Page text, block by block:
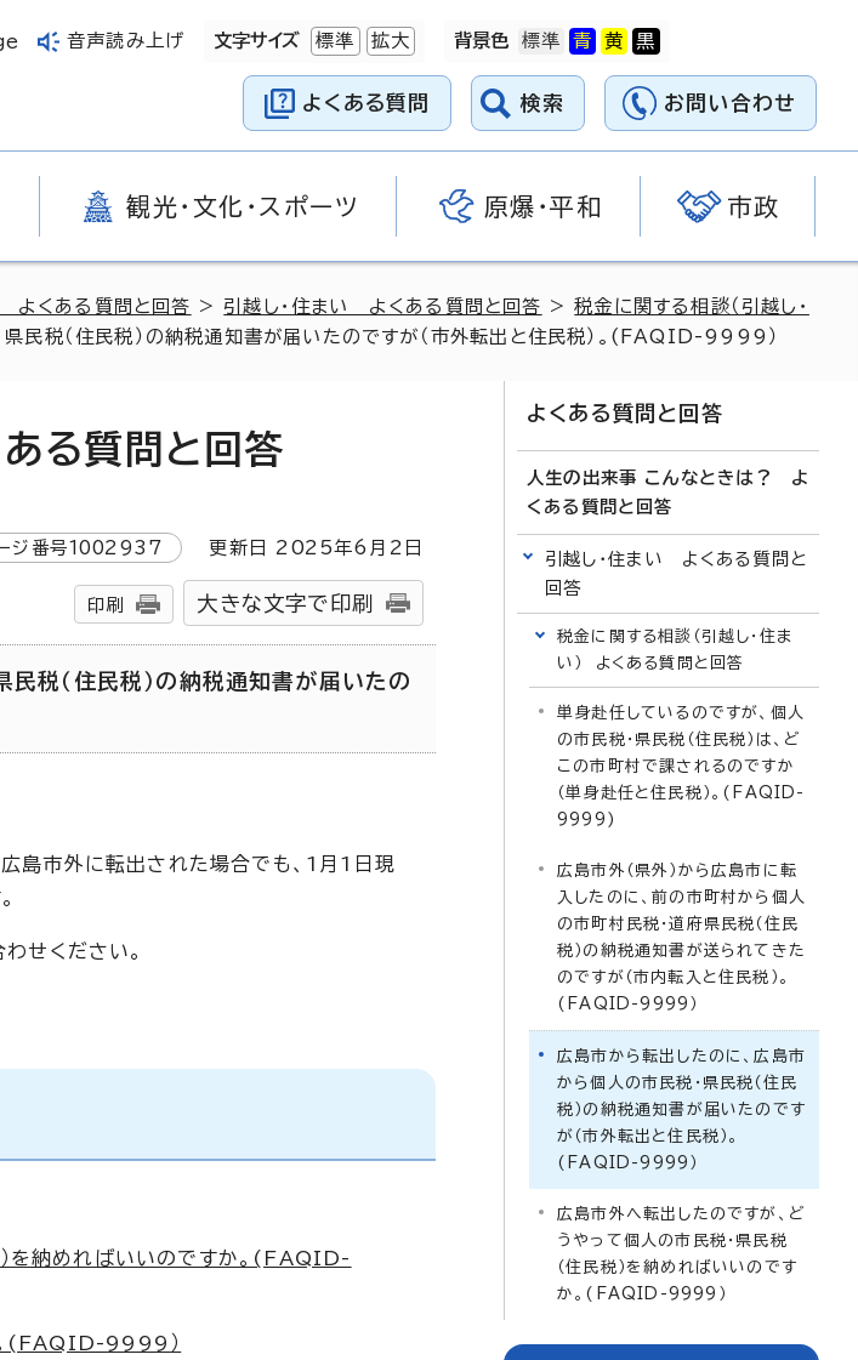
音声読み上げ 文字サイズ 標準 拡大 背景色
よくある質問 検索 お問い合わせ
観光・文化・スポーツ 原爆・平和 市政
よくある質問と回答 > 引越し・住まい よくある質問と回答 >税金に関する相談（引越し・
民税（住民税）の納税通知書が届いたのですが（市外転出と住民税）。(FAQID-9999）
ある質問と回答
ジ番号1002937 更新日 2025年6月2日
印刷 大きな文字で印刷
税（住民税）の納税通知書が届いたの
島市外に転出された場合でも、1月1日現
せください。
）を納めればいいのですか。(FAQID-
。(FAQID-9999）
よくある質問と回答
人生の出来事 こんなときは？ よ
くある質問と回答
引越し・住まい よくある質問と
回答
税金に関する相談（引越し・住ま
い） よくある質問と回答
単身赴任しているのですが、個人
の市民税・県民税（住民税）は、ど
この市町村で課されるのですか
（単身赴任と住民税）。(FAQID-
9999)
広島市外（県外）から広島市に転
入したのに、前の市町村から個人
の市町村民税・道府県民税（住民
税）の納税通知書が送られてきた
のですが（市内転入と住民税）。
(FAQID-9999）
広島市から転出したのに、広島市
から個人の市民税・県民税（住民
税）の納税通知書が届いたのです
が（市外転出と住民税）。
(FAQID-9999）
広島市外へ転出したのですが、ど
うやって個人の市民税・県民税
（住民税）を納めればいいのです
か。(FAQID-9999）